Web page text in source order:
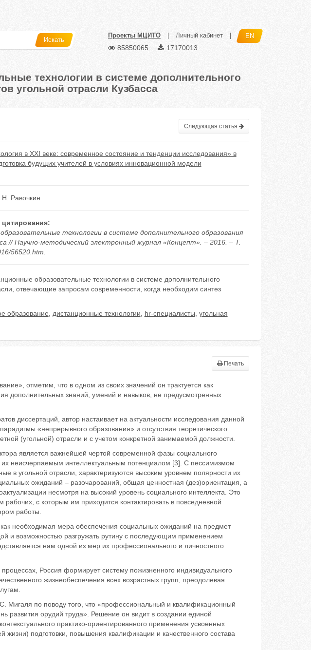
Искать
Проекты МЦИТО Личный кабинет EN
85850065 17170013
технологии в системе дополнительного
угольной отрасли Кузбасса
Следующая статья
в XXI веке: современное состояние и тенденции исследования» в
будущих учителей в условиях инновационной модели
Равочкин
цитирования:
технологии в системе дополнительного образования
// Научно-методический электронный журнал «Концепт». – 2016. – Т.
56520.htm.
образовательные технологии в системе дополнительного
отвечающие запросам современности, когда необходим синтез
образование дистанционные технологии hr-специалисты угольная
Печать
отметим, что в одном из своих значений он трактуется как
дополнительных знаний, умений и навыков, не предусмотренных
диссертаций, автор настаивает на актуальности исследования данной
«непрерывного образования» и отсутствия теоретического
(угольной) отрасли и с учетом конкретной занимаемой должности.
является важнейшей чертой современной фазы социального
их неисчерпаемым интеллектуальным потенциалом [3]. С пессимизмом
в угольной отрасли, характеризуются высоким уровнем полярности их
ожиданий – разочарований, общая ценностная (дез)ориентация, а
несмотря на высокий уровень социального интеллекта. Это
рабочих, с которым им приходится контактировать в повседневной
работы.
необходимая мера обеспечения социальных ожиданий на предмет
и возможностью разгружать рутину с последующим применением
нам одной из мер их профессионального и личностного
Россия формирует систему пожизненного индивидуального
жизнеобеспечения всех возрастных групп, преодолевая
Мигаля по поводу того, что «профессиональный и квалификационный
развития орудий труда». Решение он видит в создании единой
практико-ориентированного применения усвоенных
жизни) подготовки, повышения квалификации и качественного состава